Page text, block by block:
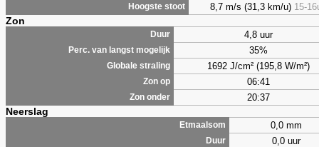
Hoogste stoot 8,7 m/s (31,3 km/u) 15-
Zon
Duur 4,8 uur
Perc. van langst mogelijk 35%
Globale straling 1692 J/cm² (195,8 W/m²)
Zon op 06:41
Zon onder 20:37
Neerslag
Etmaalsom 0,0 mm
Duur 0,0 uur